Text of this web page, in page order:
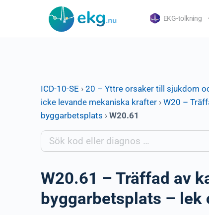
EKG-tolkning
ICD-10-SE › 20 – Yttre orsaker till sjukdom
icke levande mekaniska krafter › W20 –
byggarbetsplats › W20.61
W20.61 – Träffad av
byggarbetsplats – lek